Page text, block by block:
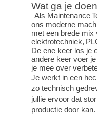
Wat ga je
Als Maintenance
ons moderne
met een brede mix
elektrotechniek,
De ene keer los je
andere keer voer
je mee over
Je werkt in een
zo technisch
jullie ervoor dat
productie door